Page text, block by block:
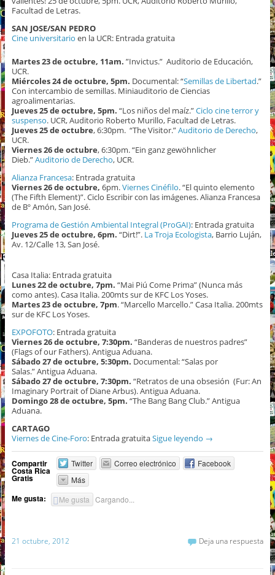
Facultad de Letras.
SAN JOSE/SAN PEDRO
Cine universitario en la UCR: Entrada gratuita
Martes 23 de octubre, 11am. ”Invictus.” Auditorio de Educación,
UCR.
Miércoles 24 de octubre, 5pm. Documental: “Semillas de Libertad.”
Con intercambio de semillas. Miniauditorio de Ciencias
agroalimentarias.
Jueves 25 de octubre, 5pm. “Los niños del maíz.”Ciclo cine terror y
suspenso. UCR, Auditorio Roberto Murillo, Facultad de Letras.
Jueves 25de octubre, 6:30pm. “The Visitor.”Auditorio de Derecho,
UCR.
Viernes 26de octubre, 6:30pm. “Ein ganz gewöhnlicher
Dieb.”Auditorio de Derecho, UCR.
Alianza Francesa: Entrada gratuita
Viernes 26 de octubre, 6pm.Viernes Cinéfilo. “El quinto elemento
(The Fifth Element)”. Ciclo Escribir con las imágenes. Alianza Francesa
de Bº Amón, San José.
Programa de Gestión Ambiental Integral (ProGAI): Entrada gratuita
Jueves 25 de octubre, 6pm. “Dirt!”. La Troja Ecologista, Barrio Luján,
Av. 12/Calle 13, San José.
Casa Italia: Entrada gratuita
Lunes 22 de octubre, 7pm. “Mai Piú Come Prima” (Nunca más
como antes). Casa Italia. 200mts sur de KFC Los Yoses.
Martes 23 de octubre, 7pm. “Marcello Marcello.” Casa Italia. 200mts
sur de KFC Los Yoses.
EXPOFOTO: Entrada gratuita
Viernes 26 de octubre, 7:30pm. “Banderas de nuestros padres”
(Flags of our Fathers). Antigua Aduana.
Sábado 27 de octubre, 5:30pm. Documental: “Salas por
Salas.” Antigua Aduana.
Sábado 27 de octubre, 7:30pm. “Retratos de una obsesión (Fur: An
Imaginary Portrait of Diane Arbus). Antigua Aduana.
Domingo 28 de octubre, 5pm. “The Bang Bang Club.” Antigua
Aduana.
CARTAGO
Viernes de Cine-Foro: Entrada gratuitaSigue leyendo →
Compartir
Costa Rica
Gratis
Twitter Correo electrónico
Facebook
Más
Me gusta: Me gusta Cargando...
21 octubre, 2012 Deja una respuesta